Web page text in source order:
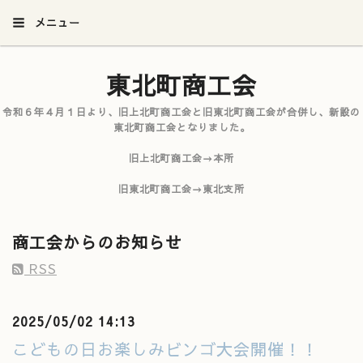
メニュー
東北町商工会
令和６年４月１日より、旧上北町商工会と旧東北町商工会が合併し、新設の
東北町商工会となりました。
旧上北町商工会→本所
旧東北町商工会→東北支所
商工会からのお知らせ
RSS
2025/05/02 14:13
こどもの日お楽しみビンゴ大会開催！！